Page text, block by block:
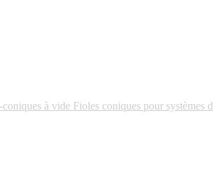
à vide Fioles coniques pour systèmes